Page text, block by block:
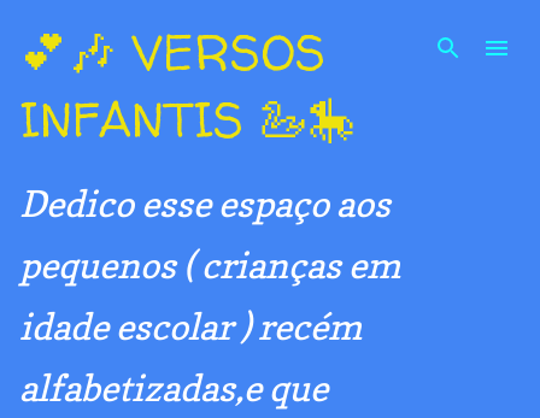
Pular para o conteúdo principal
💕🎶 VERSOS
INFANTIS 🦢🎠
Dedico esse espaço aos
pequenos ( crianças em
idade escolar ) recém
alfabetizadas,e que